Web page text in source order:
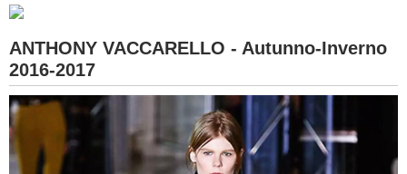
ANTHONY VACCARELLO - Autunno-Inverno
2016-2017